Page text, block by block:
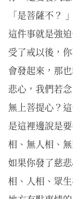
「是菩薩不？
這件事就是強
受了戒以後，
會發起來，那
悲心，我們若
無上菩提心？
是這裡邊說是
相、無人相、
如果你發了慈
相、人相、眾